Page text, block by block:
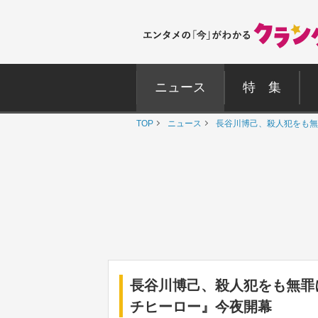
ニュース 特 集
TOP ニュース 長谷川博己、殺人犯をも
長谷川博己、殺人犯をも無
チヒーロー』今夜開幕